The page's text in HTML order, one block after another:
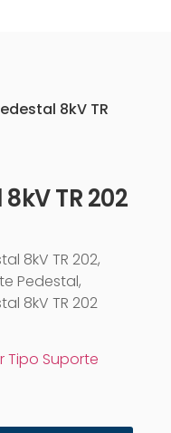
8kV TR
TR 202
8kV TR 202,
Pedestal,
8kV TR 202
Tipo Suporte